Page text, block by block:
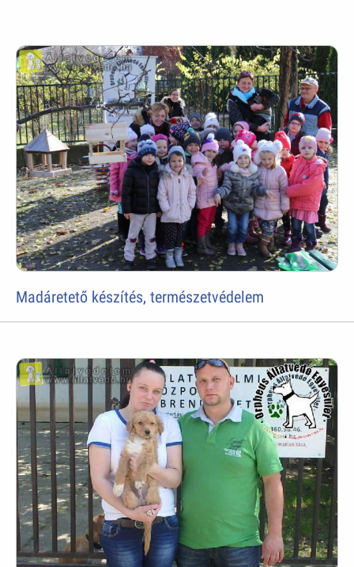
Madáretető készítés, természetvédelem